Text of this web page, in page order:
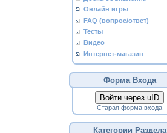
Онлайн игры
FAQ (вопрос/ответ)
Тесты
Видео
Интернет-магазин
Форма Входа
Войти через uID
Старая форма входа
Категории Раздела